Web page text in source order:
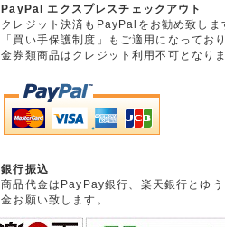
PayPal エクスプレスチェックアウト
クレジット決済もPayPalをお勧め致しま
「買い手保護制度」もご適用になってお
金券類商品はクレジット利用不可となりま
銀行振込
商品代金はPayPay銀行、楽天銀行とゆ
金お願い致します。